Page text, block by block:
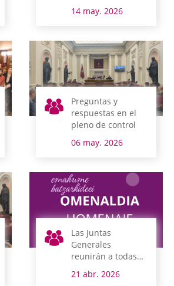
orientaciones
14 may. 2026
Preguntas y
respuestas en el
pleno de control
06 may. 2026
Las Juntas
Generales
reunirán a todas
junteras de la
21 abr. 2026